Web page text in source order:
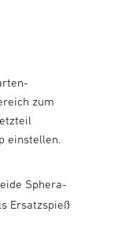
zum
einstellen.
Sphera-
Ersatzspieß